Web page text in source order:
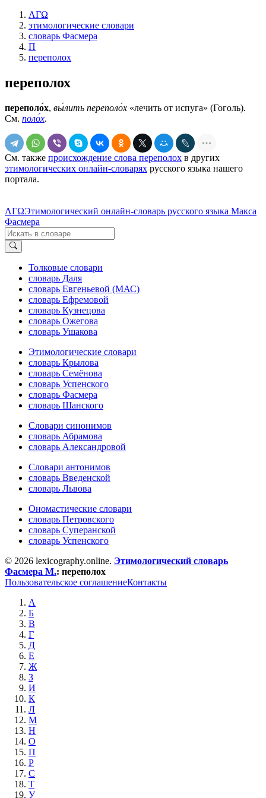
ΛΓΩ
этимологические словари
словарь Фасмера
П
переполох
переполох
переполо́х, вы́лить переполо́х «лечить от испуга» (Гоголь).
См. поло́х.
См. также происхождение слова переполох в других
этимологических онлайн-словарях русского языка нашего
портала.
ΛΓΩЭтимологический онлайн-словарь русского языка Макса
Фасмера
Толковые словари
словарь Даля
словарь Евгеньевой (МАС)
словарь Ефремовой
словарь Кузнецова
словарь Ожегова
словарь Ушакова
Этимологические словари
словарь Крылова
словарь Семёнова
словарь Успенского
словарь Фасмера
словарь Шанского
Словари синонимов
словарь Абрамова
словарь Александровой
Словари антонимов
словарь Введенской
словарь Львова
Ономастические словари
словарь Петровского
словарь Суперанской
словарь Успенского
© 2026 lexicography.online. Этимологический словарь
Фасмера М.: переполох
Пользовательское соглашениеКонтакты
А
Б
В
Г
Д
Е
Ж
З
И
К
Л
М
Н
О
П
Р
С
Т
У